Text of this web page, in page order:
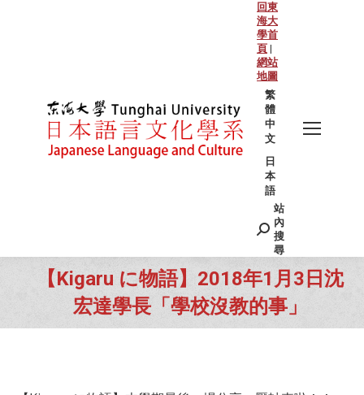
回東
海大
學首
頁 |
網站
地圖
繁
體
中
文
日
本
語
Search:
站
內
搜
尋
【Kigaru に物語】2018年1月3日沈
宏達學長「學校沒教的事」
You are here: